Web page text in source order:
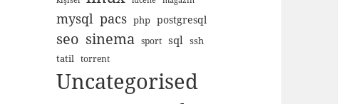
mysql pacs php postgresql
seo sinema sport sql ssh
tatil torrent
Uncategorised